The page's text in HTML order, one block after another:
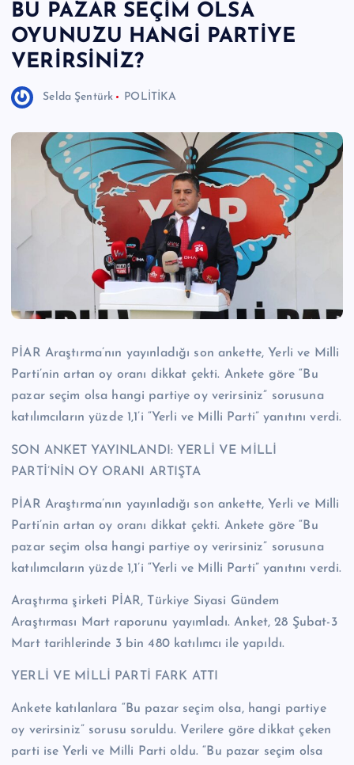
e
r
z
g
ü
n
H
a
b
e
ri
n
M
e
r
k
e
zi
BU PAZAR SEÇİM OLSA
OYUNUZU HANGİ PARTİYE
VERİRSİNİZ?
Selda Şentürk POLİTİKA
PİAR Araştırma’nın yayınladığı son ankette, Yerli ve Milli
Parti’nin artan oy oranı dikkat çekti. Ankete göre “Bu
pazar seçim olsa hangi partiye oy verirsiniz” sorusuna
katılımcıların yüzde 1,1’i “Yerli ve Milli Parti” yanıtını verdi.
SON ANKET YAYINLANDI: YERLİ VE MİLLİ
PARTİ’NİN OY ORANI ARTIŞTA
PİAR Araştırma’nın yayınladığı son ankette, Yerli ve Milli
Parti’nin artan oy oranı dikkat çekti. Ankete göre “Bu
pazar seçim olsa hangi partiye oy verirsiniz” sorusuna
katılımcıların yüzde 1,1’i “Yerli ve Milli Parti” yanıtını verdi.
Araştırma şirketi PİAR, Türkiye Siyasi Gündem
Araştırması Mart raporunu yayımladı. Anket, 28 Şubat-3
Mart tarihlerinde 3 bin 480 katılımcı ile yapıldı.
YERLİ VE MİLLİ PARTİ FARK ATTI
Ankete katılanlara “Bu pazar seçim olsa, hangi partiye
oy verirsiniz” sorusu soruldu. Verilere göre dikkat çeken
parti ise Yerli ve Milli Parti oldu. “Bu pazar seçim olsa